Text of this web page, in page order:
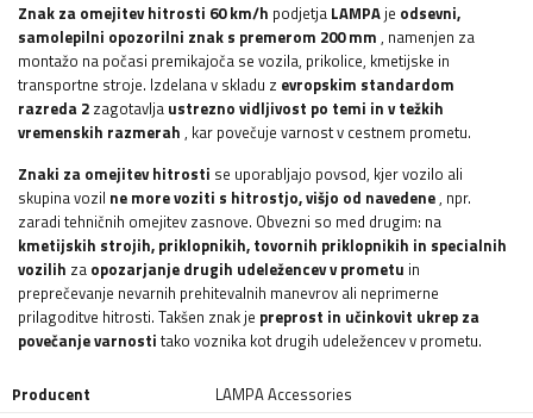
Znak za omejitev hitrosti 60 km/h podjetja LAMPAje odsevni,
samolepilni opozorilni znak s premerom 200 mm , namenjen za
montažo na počasi premikajoča se vozila, prikolice, kmetijske in
transportne stroje. Izdelana v skladu z evropskim standardom
razreda 2 zagotavlja ustrezno vidljivost po temi in v težkih
vremenskih razmerah , kar povečuje varnost v cestnem prometu.
Znaki za omejitev hitrosti se uporabljajo povsod, kjer vozilo ali
skupina vozil ne more voziti s hitrostjo, višjo od navedene, npr.
zaradi tehničnih omejitev zasnove. Obvezni so med drugim: na
kmetijskih strojih, priklopnikih, tovornih priklopnikih in specialnih
vozilih za opozarjanje drugih udeležencev v prometu in
preprečevanje nevarnih prehitevalnih manevrov ali neprimerne
prilagoditve hitrosti. Takšen znak je preprost in učinkovit ukrep za
povečanje varnosti tako voznika kot drugih udeležencev v prometu.
Producent
LAMPA Accessories